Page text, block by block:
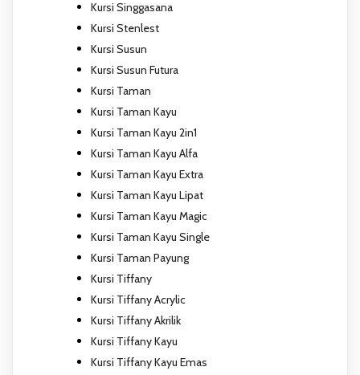
Kursi Singgasana
Kursi Stenlest
Kursi Susun
Kursi Susun Futura
Kursi Taman
Kursi Taman Kayu
Kursi Taman Kayu 2in1
Kursi Taman Kayu Alfa
Kursi Taman Kayu Extra
Kursi Taman Kayu Lipat
Kursi Taman Kayu Magic
Kursi Taman Kayu Single
Kursi Taman Payung
Kursi Tiffany
Kursi Tiffany Acrylic
Kursi Tiffany Akrilik
Kursi Tiffany Kayu
Kursi Tiffany Kayu Emas